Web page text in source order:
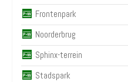
Frontenpark
Noorderbrug
Sphinx-terrein
Stadspark